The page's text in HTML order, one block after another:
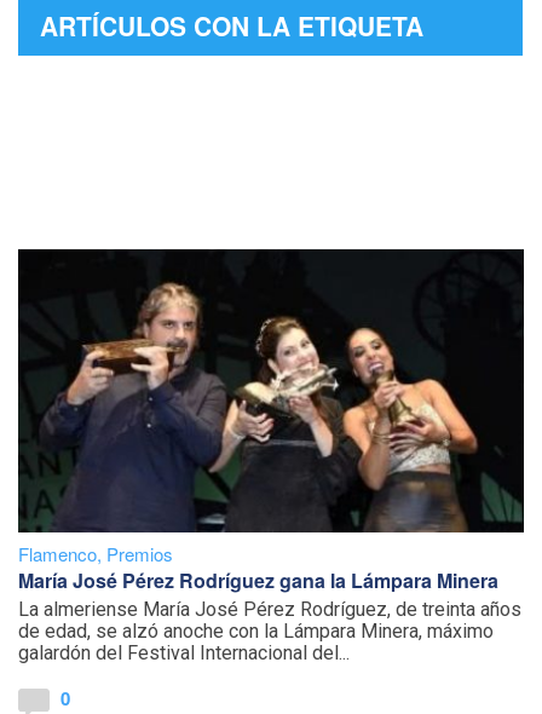
ARTÍCULOS CON LA ETIQUETA
Flamenco, Premios
María José Pérez Rodríguez gana la Lámpara Minera
La almeriense María José Pérez Rodríguez, de treinta años
de edad, se alzó anoche con la Lámpara Minera, máximo
galardón del Festival Internacional del...
0